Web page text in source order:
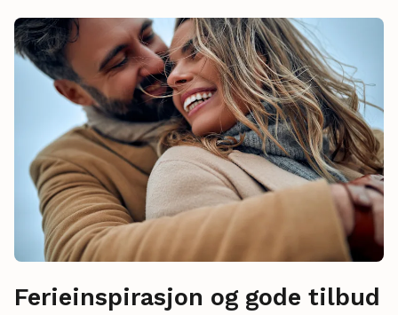
Ferieinspirasjon og gode tilbud